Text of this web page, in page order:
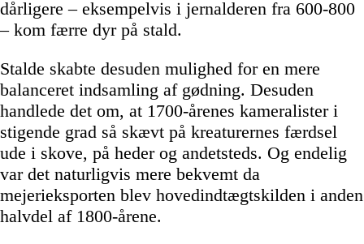
dårligere – eksempelvis i jernalderen fra 600-800
– kom færre dyr på stald.
Stalde skabte desuden mulighed for en mere
balanceret indsamling af gødning. Desuden
handlede det om, at 1700-årenes kameralister i
stigende grad så skævt på kreaturernes færdsel
ude i skove, på heder og andetsteds. Og endelig
var det naturligvis mere bekvemt da
mejerieksporten blev hovedindtægtskilden i anden
halvdel af 1800-årene.